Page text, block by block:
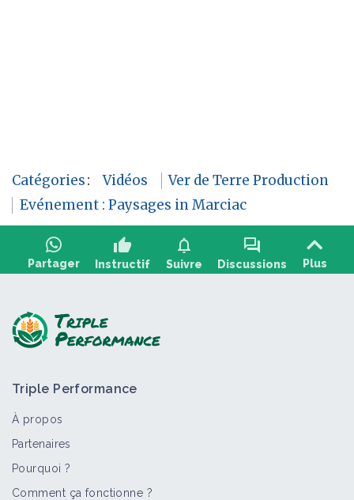
Catégories: Vidéos
Ver de Terre Production
Evénement : Paysages in Marciac
Partager
thumb_up
Instructif
notifications
Suivre
forum
Discussions Plus
Triple Performance
À propos
Partenaires
Pourquoi ?
Comment ça fonctionne ?